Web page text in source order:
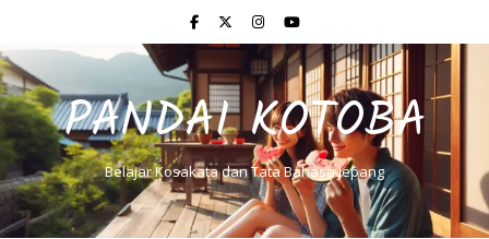
PANDAI KOTOBA
Belajar Kosakata dan Tata Bahasa Jepang